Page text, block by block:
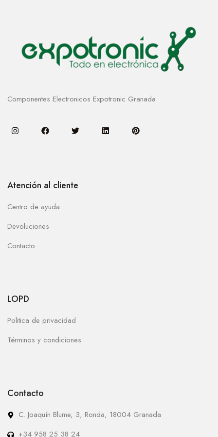
Componentes Electronicos Expotronic Granada
Atención al cliente
Centro de ayuda
Devoluciones
Contacto
LOPD
Politica de privacidad
Términos y condiciones
Contacto
C. Joaquín Blume, 3, Ronda, 18004 Granada
+34 958 25 38 24